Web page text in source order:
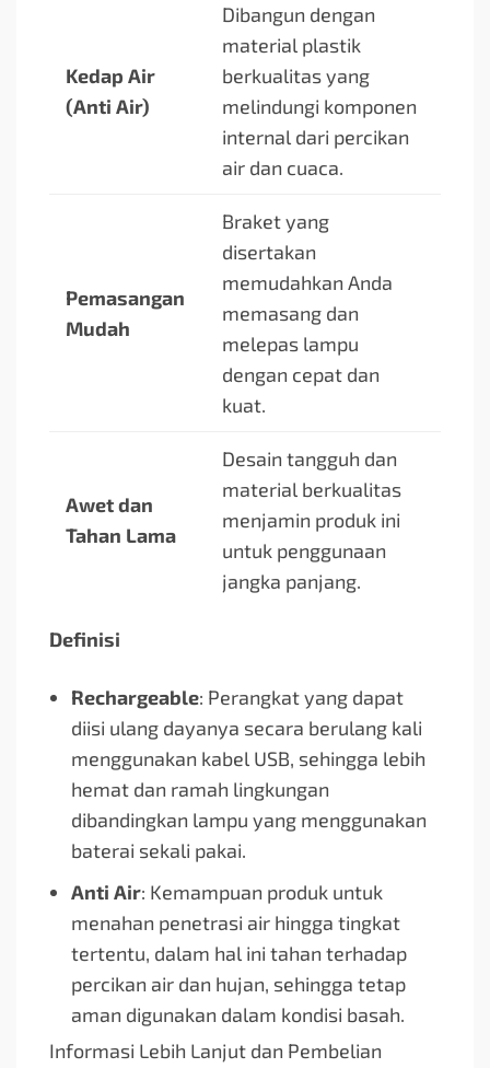
Kedap Air
(Anti Air)
Dibangun dengan
material plastik
berkualitas yang
melindungi komponen
internal dari percikan
air dan cuaca.
Pemasangan
Mudah
Braket yang
disertakan
memudahkan Anda
memasang dan
melepas lampu
dengan cepat dan
kuat.
Awet dan
Tahan Lama
Desain tangguh dan
material berkualitas
menjamin produk ini
untuk penggunaan
jangka panjang.
Definisi
Rechargeable: Perangkat yang dapat
diisi ulang dayanya secara berulang kali
menggunakan kabel USB, sehingga lebih
hemat dan ramah lingkungan
dibandingkan lampu yang menggunakan
baterai sekali pakai.
Anti Air: Kemampuan produk untuk
menahan penetrasi air hingga tingkat
tertentu, dalam hal ini tahan terhadap
percikan air dan hujan, sehingga tetap
aman digunakan dalam kondisi basah.
Informasi Lebih Lanjut dan Pembelian